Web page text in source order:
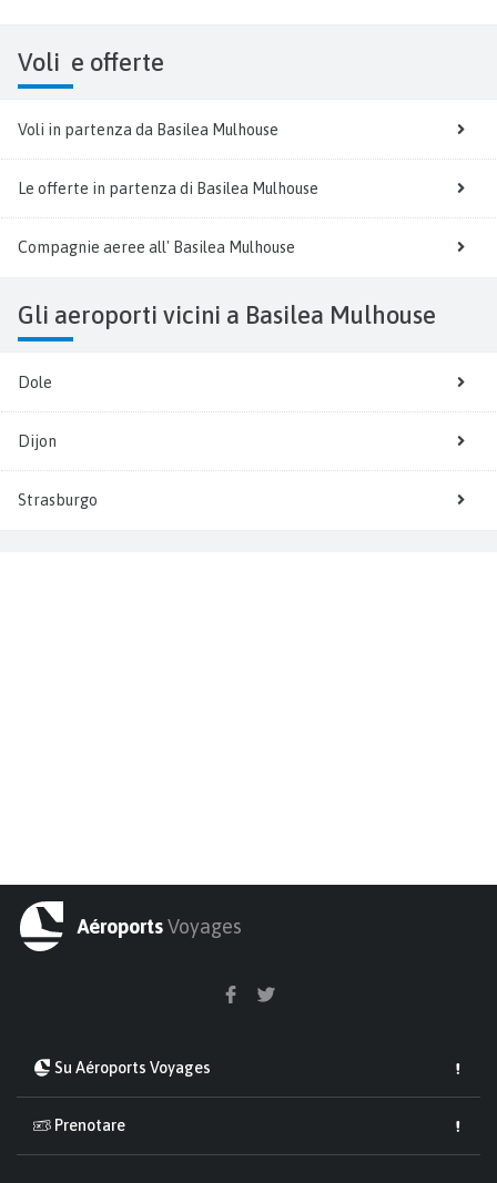
Voli e offerte
Voli in partenza da Basilea Mulhouse
Le offerte in partenza di Basilea Mulhouse
Compagnie aeree all' Basilea Mulhouse
Gli aeroporti vicini a Basilea Mulhouse
Dole
Dijon
Strasburgo
AéroportsVoyages
Su Aéroports Voyages
Prenotare